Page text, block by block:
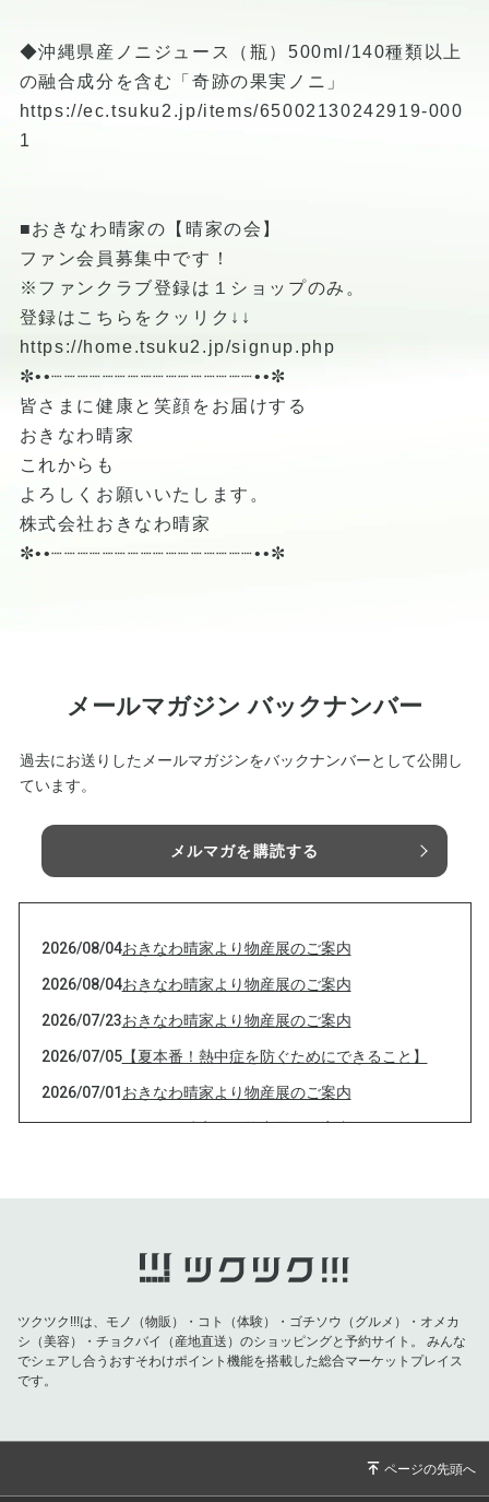
◆沖縄県産ノニジュース（瓶）500ml/140種類以上
の融合成分を含む「奇跡の果実ノニ」
https://ec.tsuku2.jp/items/65002130242919-000
1
■おきなわ晴家の【晴家の会】
ファン会員募集中です！
※ファンクラブ登録は１ショップのみ。
登録はこちらをクッリク↓↓
https://home.tsuku2.jp/signup.php
✼••┈┈┈┈┈┈┈┈┈┈┈┈┈┈┈┈••✼
皆さまに健康と笑顔をお届けする
おきなわ晴家
これからも
よろしくお願いいたします。
株式会社おきなわ晴家
✼••┈┈┈┈┈┈┈┈┈┈┈┈┈┈┈┈••✼
メールマガジン バックナンバー
過去にお送りしたメールマガジンをバックナンバーとして公開し
ています。
メルマガを購読する
2026/08/04おきなわ晴家より物産展のご案内
2026/08/04おきなわ晴家より物産展のご案内
2026/07/23おきなわ晴家より物産展のご案内
2026/07/05【夏本番！熱中症を防ぐためにできること】
2026/07/01 おきなわ晴家より物産展のご案内
2026/07/01おきなわ晴家より物産展のご案内
2026/07/01おきなわ晴家より物産展のご案内
【父の日特集】お父さんの健康を願う特別な贈
2026/06/04
【重要】おきなわ晴家より黒糖バラエティ 終売
のお知らせ
2026/04/29おきなわ晴家より物産展のご案内
ツクツク!!!は、モノ（物販）・コト（体験）・ゴチソウ（グルメ）・オメカ
シ（美容）・チョクバイ（産地直送）のショッピングと予約サイト。
みんな
でシェアし合うおすそわけポイント機能を搭載した総合マーケットプレイス
です。